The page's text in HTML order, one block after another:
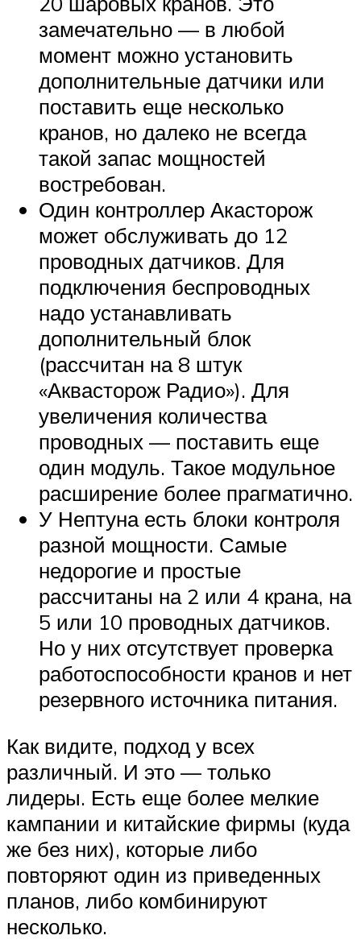
замечательно — в любой
момент можно установить
дополнительные датчики или
поставить еще несколько
кранов, но далеко не всегда
такой запас мощностей
востребован.
Один контроллер Акасторож
может обслуживать до 12
проводных датчиков. Для
подключения беспроводных
надо устанавливать
дополнительный блок
(рассчитан на 8 штук
«Аквасторож Радио»). Для
увеличения количества
проводных — поставить еще
один модуль. Такое модульное
расширение более прагматично.
У Нептуна есть блоки контроля
разной мощности. Самые
недорогие и простые
рассчитаны на 2 или 4 крана, на
5 или 10 проводных датчиков.
Но у них отсутствует проверка
работоспособности кранов и нет
резервного источника питания.
Как видите, подход у всех
различный. И это — только
лидеры. Есть еще более мелкие
кампании и китайские фирмы (куда
же без них), которые либо
повторяют один из приведенных
планов, либо комбинируют
несколько.